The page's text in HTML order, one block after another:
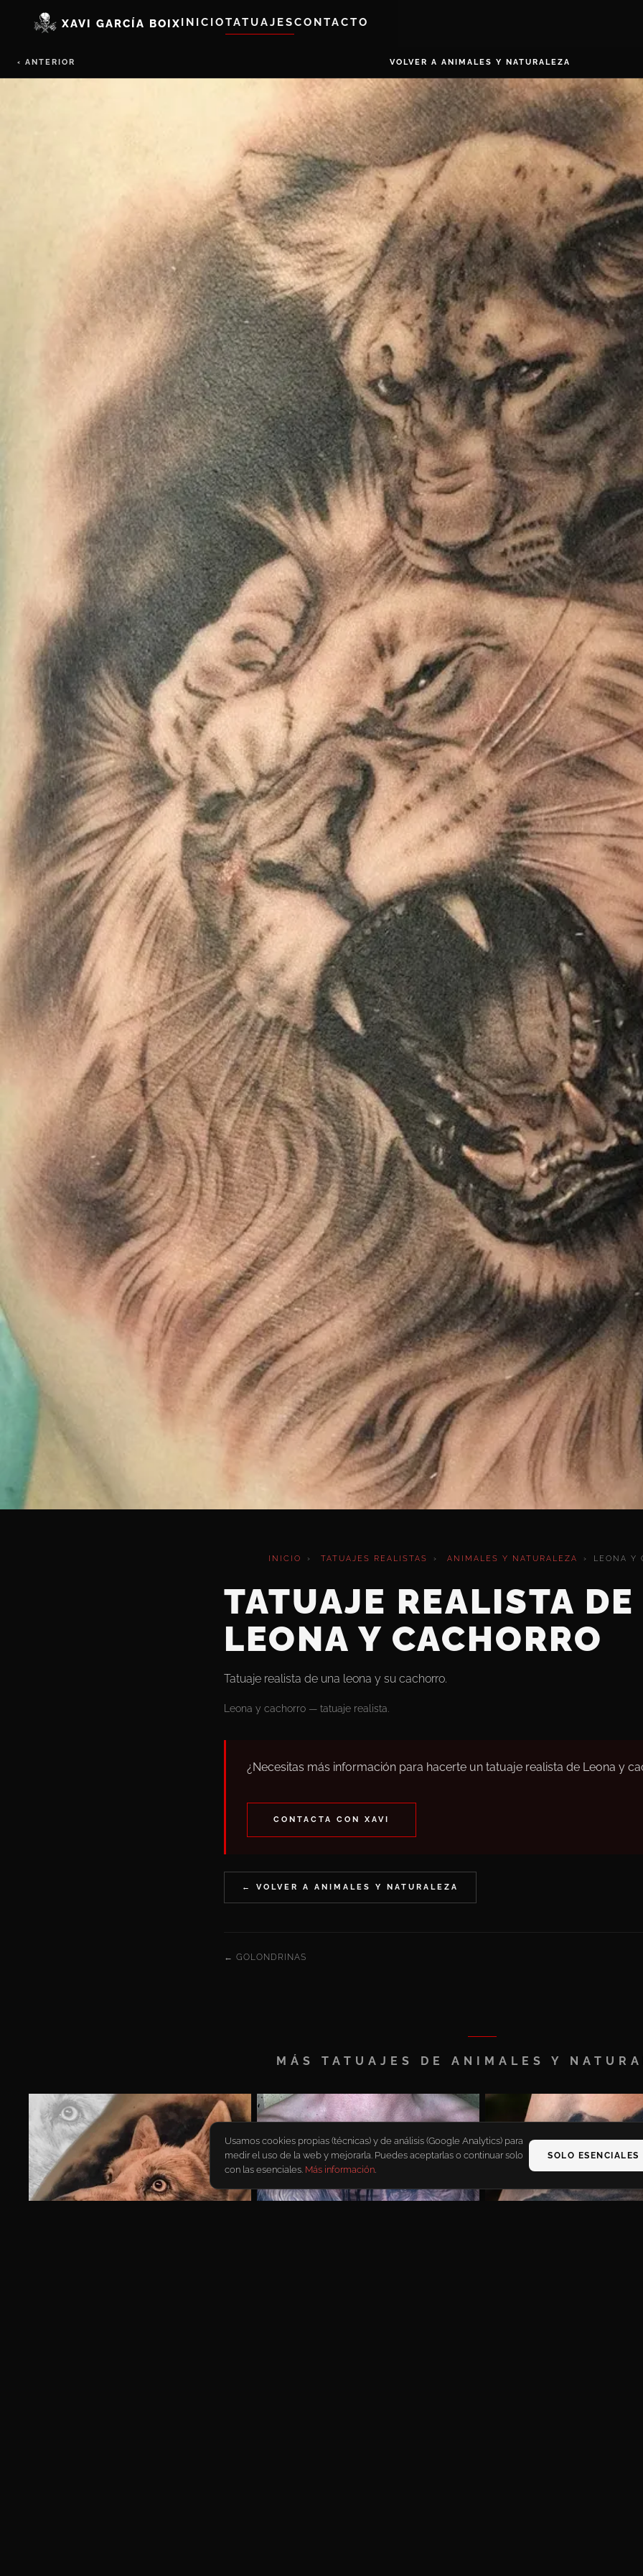
XAVI GARCÍA BOIXINICIOTATUAJESCONTACTO
‹ ANTERIOR VOLVER A ANIMALES Y NATURALEZA
INICIO › TATUAJES REALISTAS › ANIMALES Y NATURALEZA › LEONA Y
TATUAJE REALISTA DE
LEONA Y CACHORRO
Tatuaje realista de una leona y su cachorro.
Leona y cachorro — tatuaje realista.
¿Necesitas más información para hacerte un tatuaje realista de Leona y
CONTACTA CON XAVI
← VOLVER A ANIMALES Y NATURALEZA
← GOLONDRINAS
MÁS TATUAJES DE ANIMALES Y
Usamos cookies propias (técnicas) y de análisis (Google Analytics) para
medir el uso de la web y mejorarla. Puedes aceptarlas o continuar solo
con las esenciales. Más información.
SOLO ESENCIALES